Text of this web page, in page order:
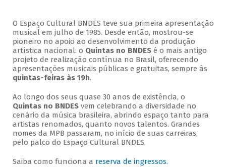
O Espaço Cultural BNDES teve sua primeira apresentação
musical em julho de 1985. Desde então, mostrou-se
pioneiro no apoio ao desenvolvimento da produção
artística nacional: o Quintas no BNDESé o mais antigo
projeto de realização contínua no Brasil, oferecendo
apresentações musicais públicas e gratuitas, sempre às
quintas-feiras às 19h.
Ao longo dos seus quase 30 anos de existência, o
Quintas no BNDESvem celebrando a diversidade no
cenário da música brasileira, abrindo espaço tanto para
artistas renomados, quanto novos talentos. Grandes
nomes da MPB passaram, no início de suas carreiras,
pelo palco do Espaço Cultural BNDES.
Saiba como funciona a reserva de ingressos.